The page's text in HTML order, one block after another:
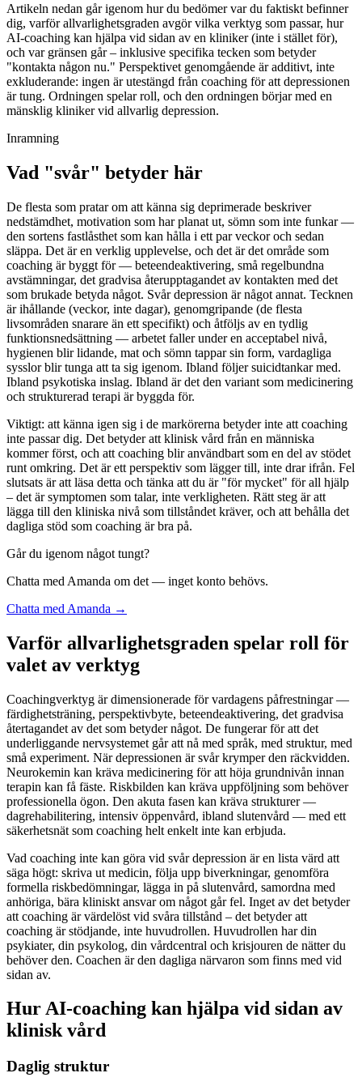
Artikeln nedan går igenom hur du bedömer var du faktiskt befinner
dig, varför allvarlighetsgraden avgör vilka verktyg som passar, hur
AI-coaching kan hjälpa vid sidan av en kliniker (inte i stället för),
och var gränsen går – inklusive specifika tecken som betyder
"kontakta någon nu." Perspektivet genomgående är additivt, inte
exkluderande: ingen är utestängd från coaching för att depressionen
är tung. Ordningen spelar roll, och den ordningen börjar med en
mänsklig kliniker vid allvarlig depression.
Inramning
Vad "svår" betyder här
De flesta som pratar om att känna sig deprimerade beskriver
nedstämdhet, motivation som har planat ut, sömn som inte funkar —
den sortens fastlåsthet som kan hålla i ett par veckor och sedan
släppa. Det är en verklig upplevelse, och det är det område som
coaching är byggt för — beteendeaktivering, små regelbundna
avstämningar, det gradvisa återupptagandet av kontakten med det
som brukade betyda något. Svår depression är något annat. Tecknen
är ihållande (veckor, inte dagar), genomgripande (de flesta
livsområden snarare än ett specifikt) och åtföljs av en tydlig
funktionsnedsättning — arbetet faller under en acceptabel nivå,
hygienen blir lidande, mat och sömn tappar sin form, vardagliga
sysslor blir tunga att ta sig igenom. Ibland följer suicidtankar med.
Ibland psykotiska inslag. Ibland är det den variant som medicinering
och strukturerad terapi är byggda för.
Viktigt: att känna igen sig i de markörerna betyder inte att coaching
inte passar dig. Det betyder att klinisk vård från en människa
kommer först, och att coaching blir användbart som en del av stödet
runt omkring. Det är ett perspektiv som lägger till, inte drar ifrån. Fel
slutsats är att läsa detta och tänka att du är "för mycket" för all hjälp
– det är symptomen som talar, inte verkligheten. Rätt steg är att
lägga till den kliniska nivå som tillståndet kräver, och att behålla det
dagliga stöd som coaching är bra på.
Går du igenom något tungt?
Chatta med Amanda om det — inget konto behövs.
Chatta med Amanda →
Varför allvarlighetsgraden spelar roll för
valet av verktyg
Coachingverktyg är dimensionerade för vardagens påfrestningar —
färdighetsträning, perspektivbyte, beteendeaktivering, det gradvisa
återtagandet av det som betyder något. De fungerar för att det
underliggande nervsystemet går att nå med språk, med struktur, med
små experiment. När depressionen är svår krymper den räckvidden.
Neurokemin kan kräva medicinering för att höja grundnivån innan
terapin kan få fäste. Riskbilden kan kräva uppföljning som behöver
professionella ögon. Den akuta fasen kan kräva strukturer —
dagrehabilitering, intensiv öppenvård, ibland slutenvård — med ett
säkerhetsnät som coaching helt enkelt inte kan erbjuda.
Vad coaching inte kan göra vid svår depression är en lista värd att
säga högt: skriva ut medicin, följa upp biverkningar, genomföra
formella riskbedömningar, lägga in på slutenvård, samordna med
anhöriga, bära kliniskt ansvar om något går fel. Inget av det betyder
att coaching är värdelöst vid svåra tillstånd – det betyder att
coaching är stödjande, inte huvudrollen. Huvudrollen har din
psykiater, din psykolog, din vårdcentral och krisjouren de nätter du
behöver den. Coachen är den dagliga närvaron som finns med vid
sidan av.
Hur AI-coaching kan hjälpa vid sidan av
klinisk vård
Daglig struktur